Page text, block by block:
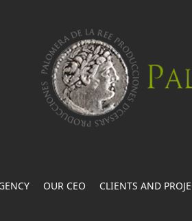
OUR CEO CLIENTS AND